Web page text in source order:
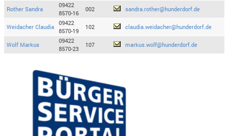
Rother Sandra
09422
8570-16
002 sandra.rother@hunderdorf.de
Weidacher Claudia
09422
8570-19
102 claudia.weidacher@hunderdorf.de
Wolf Markus
09422
8570-23
107 markus.wolf@hunderdorf.de